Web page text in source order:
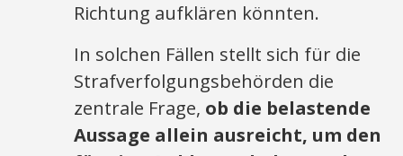
Richtung aufklären könnten.
In solchen Fällen stellt sich für die
Strafverfolgungsbehörden die
zentrale Frage, ob die belastende
Aussage allein ausreicht, um den